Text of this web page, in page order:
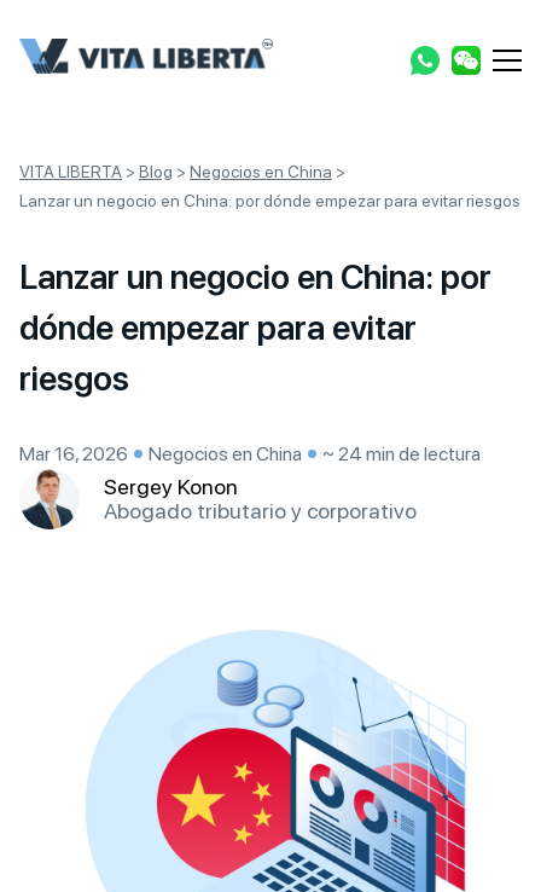
VITA LIBERTA > Blog > Negocios en China >
Lanzar un negocio en China: por dónde empezar para evitar riesgos
Lanzar un negocio en China: por
dónde empezar para evitar
riesgos
Mar 16, 2026 Negocios en China ~ 24 min de lectura
Sergey Konon
Abogado tributario y corporativo